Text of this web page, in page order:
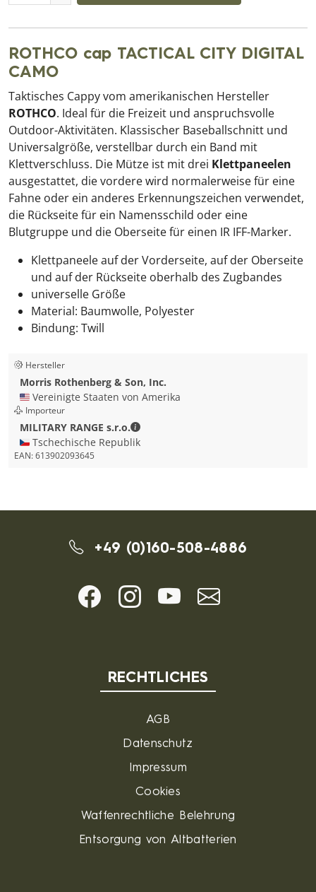
ROTHCO cap TACTICAL CITY DIGITAL
CAMO
Taktisches Cappy vom amerikanischen Hersteller
ROTHCO. Ideal für die Freizeit und anspruchsvolle
Outdoor-Aktivitäten. Klassischer Baseballschnitt und
Universalgröße, verstellbar durch ein Band mit
Klettverschluss. Die Mütze ist mit drei Klettpaneelen
ausgestattet, die vordere wird normalerweise für eine
Fahne oder ein anderes Erkennungszeichen verwendet,
die Rückseite für ein Namensschild oder eine
Blutgruppe und die Oberseite für einen IR IFF-Marker.
Klettpaneele auf der Vorderseite, auf der Oberseite
und auf der Rückseite oberhalb des Zugbandes
universelle Größe
Material: Baumwolle, Polyester
Bindung: Twill
Hersteller
Morris Rothenberg & Son, Inc.
🇺🇸 Vereinigte Staaten von Amerika
Importeur
MILITARY RANGE s.r.o.
MILITARY RANGE s.r.o. -
🇨🇿 Tschechische Republik
EAN:613902093645
+49 (0)160-508-4886
RECHTLICHES
AGB
Datenschutz
Impressum
Cookies
Waffenrechtliche Belehrung
Entsorgung von Altbatterien